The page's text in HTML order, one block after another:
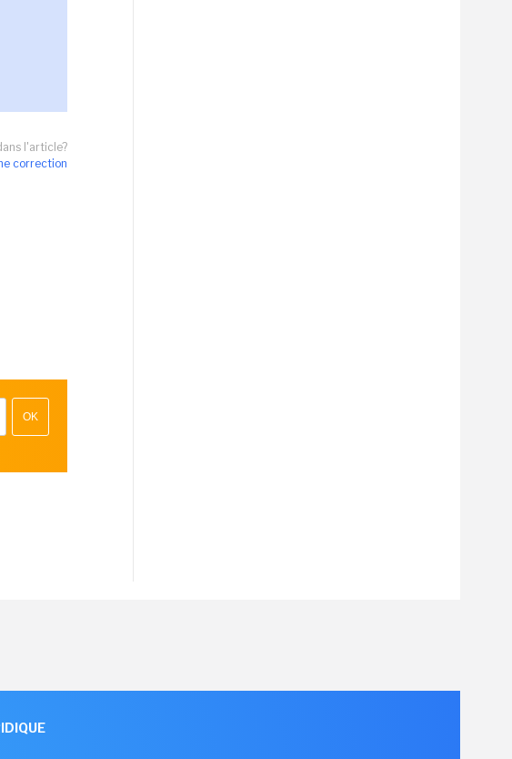
l'article?
correction
OK